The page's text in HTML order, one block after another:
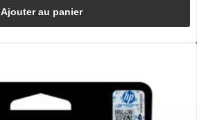
Ajouter au panier